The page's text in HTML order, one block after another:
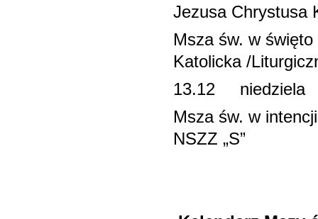
Jezusa Chrystusa
Msza św. w
Katolicka /
13.12
Msza św. w
NSZZ „S”